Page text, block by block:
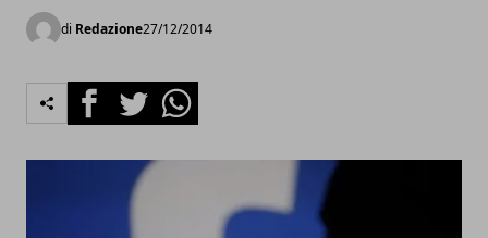
di Redazione27/12/2014
FacebookTwitterWhatsapp